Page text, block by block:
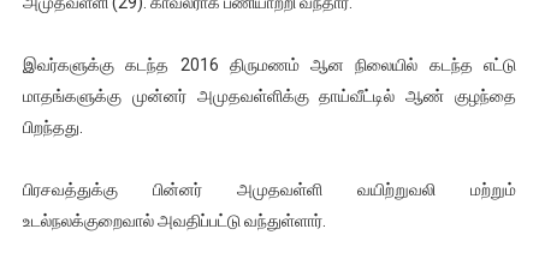
இளையராஜா – கமல் அவசர சந்திப்பு (படங்கள், விடியோ)
ஜனாதிபதி ஐக்கிய நாடுகளின் பொதுச் சபை கூட்டத்தில் இன்று
32 CM விநோத கன்றுக்குட்டி! (வீடியோ)
இவர்களுக்கு கடந்த 2016 திருமணம் ஆன நிலையில் கடந்த எட்டு
மாதங்களுக்கு முன்னர் அமுதவள்ளிக்கு தாய்வீட்டில் ஆண் குழந்தை
பிறந்தது.
பிரசவத்துக்கு பின்னர் அமுதவள்ளி வயிற்றுவலி மற்றும்
உடல்நலக்குறைவால் அவதிப்பட்டு வந்துள்ளார்.